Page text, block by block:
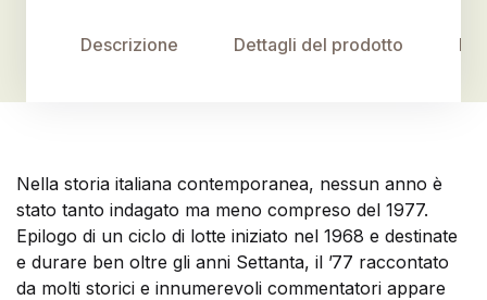
Descrizione Dettagli del prodotto
Nella storia italiana contemporanea, nessun anno è
stato tanto indagato ma meno compreso del 1977.
Epilogo di un ciclo di lotte iniziato nel 1968 e destinate
e durare ben oltre gli anni Settanta, il ’77 raccontato
da molti storici e innumerevoli commentatori appare